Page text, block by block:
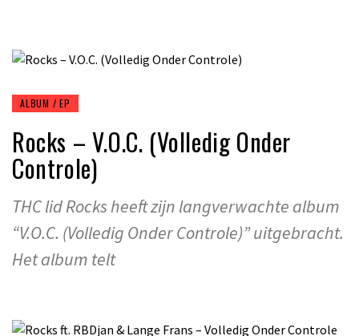
ALBUM / EP
Rocks – V.O.C. (Volledig Onder
Controle)
THC lid Rocks heeft zijn langverwachte album
“V.O.C. (Volledig Onder Controle)” uitgebracht.
Het album telt